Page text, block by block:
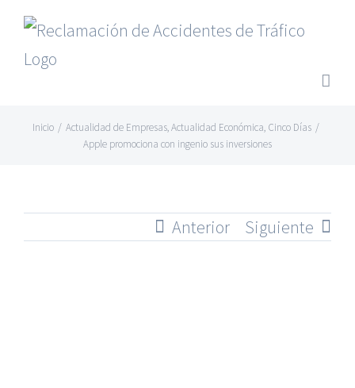
Saltar
contenido
Inicio / Actualidad de Empresas,Actualidad Económica, Cinco Días /
Apple promociona con ingenio sus inversiones
Anterior Siguiente